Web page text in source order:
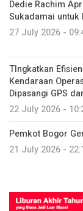
Dedie Rachim
Sukadamai untuk
27 July 2026 -
TIngkatkan
Kendaraan
Dipasangi GPS
22 July 2026 -
Pemkot Bogor
21 July 2026 -